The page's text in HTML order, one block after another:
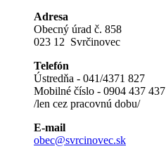
Adresa
Obecný úrad č. 858
023 12 Svrčinovec
Telefón
Ústredňa - 041/4371 827
Mobilné číslo - 0904 437 437
/len cez pracovnú dobu/
E-mail
obec@svrcinovec.sk